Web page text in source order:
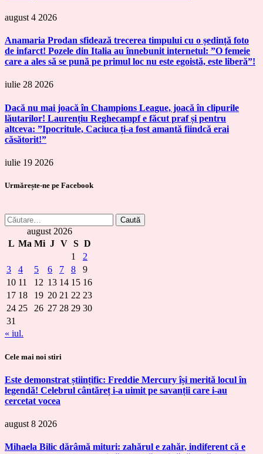
august 4 2026
Anamaria Prodan sfidează trecerea timpului cu o ședință foto
de infarct! Pozele din Italia au înnebunit internetul: ”O femeie
care a ales să se pună pe primul loc nu este egoistă, este liberă”!
iulie 28 2026
Dacă nu mai joacă în Champions League, joacă în clipurile
lăutarilor! Laurențiu Reghecampf e făcut praf și pentru
altceva: ”Ipocritule, Caciuca ți-a fost amantă fiindcă erai
căsătorit!”
iulie 19 2026
Urmărește-ne pe Facebook
Caută
după: august 2026
L Ma Mi J V S D
1
2
3
4 5 6 7 8
9
10 11 12 13 14 15 16
17 18 19 20 21 22 23
24 25 26 27 28 29 30
31
« iul.
Cele mai noi stiri
Este demonstrat științific: Freddie Mercury își merită locul în
legendă! Celebrul cântăreț i-a uimit pe savanții care i-au
cercetat vocea
august 8 2026
Mihaela Bilic dărâmă mituri: zahărul e zahăr, indiferent că e